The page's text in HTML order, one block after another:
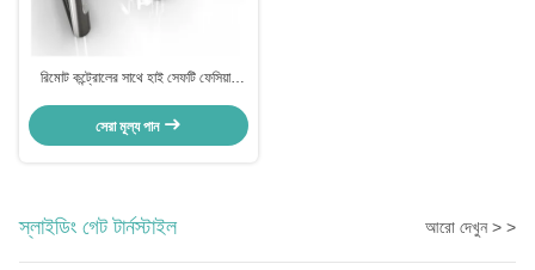
রিমোট কন্ট্রোলের সাথে হাই সেফটি ফেসিয়াল
সেরা মূল্য পান
স্লাইডিং গেট টার্নস্টাইল আরো দেখুন > >